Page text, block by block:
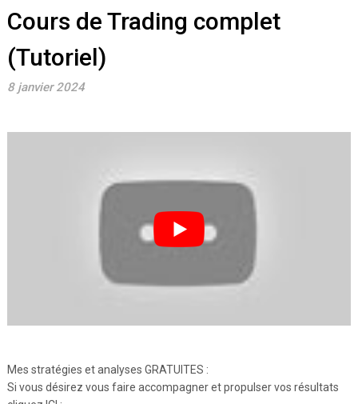
Cours de Trading complet
(Tutoriel)
8 janvier 2024
Mes stratégies et analyses GRATUITES :
Si vous désirez vous faire accompagner et propulser vos résultats